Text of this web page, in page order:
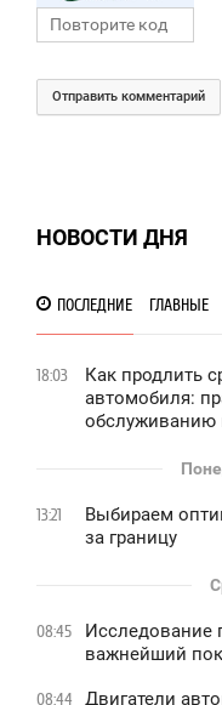
Отправить комментарий
НОВОСТИ ДНЯ
ПОСЛЕДНИЕ ГЛАВНЫЕ
18:03
Как продлить
автомобиля:
обслуживанию
13:21
Выбираем
за границу
08:45
Исследование
важнейший
08:44 Двигатели